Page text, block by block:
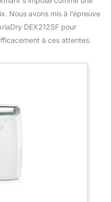
Nous avons mis à l’épreuve
DEX212SF pour
à ces attentes.